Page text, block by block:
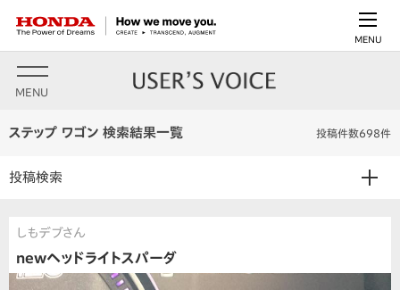
MENU
MENU
ステップ ワゴン 検索結果一覧 投稿件数698件
投稿検索
しもデブさん
newヘッドライトスパーダ